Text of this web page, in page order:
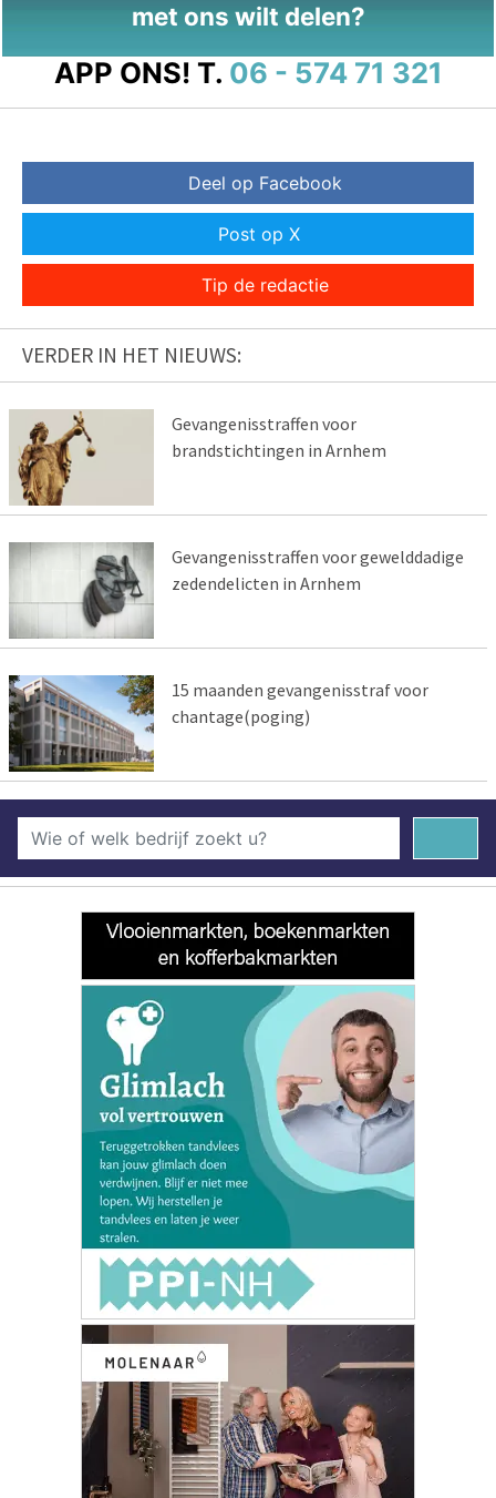
met ons wilt delen?
APP ONS! T. 06 - 574 71 321
Deel op Facebook
Post op X
Tip de redactie
VERDER IN HET NIEUWS:
Gevangenisstraffen voor
brandstichtingen in Arnhem
Gevangenisstraffen voor gewelddadige
zedendelicten in Arnhem
15 maanden gevangenisstraf voor
chantage(poging)